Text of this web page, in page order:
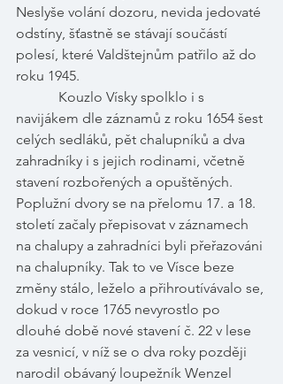
Neslyše volání dozoru, nevida jedovaté
odstíny, šťastně se stávají součástí
polesí, které Valdštejnům patřilo až do
roku 1945.
navijákem dle záznamů z roku 1654 šest
celých sedláků, pět chalupníků a dva
zahradníky i s jejich rodinami, včetně
stavení rozbořených a opuštěných.
Poplužní dvory se na přelomu 17. a 18.
století začaly přepisovat v záznamech
na chalupy a zahradníci byli přeřazováni
na chalupníky. Tak to ve Vísce beze
změny stálo, leželo a přihroutívávalo se,
dokud v roce 1765 nevyrostlo po
dlouhé době nové stavení č. 22 v lese
za vesnicí, v níž se o dva roky později
narodil obávaný loupežník Wenzel